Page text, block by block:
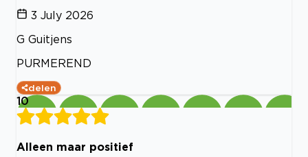
3 July 2026
G Guitjens
PURMEREND
delen
10
Alleen maar positief